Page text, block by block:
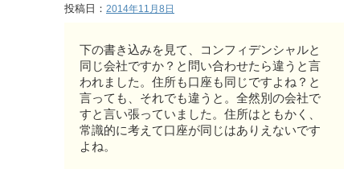
投稿日： 2014年11月8日
下の書き込みを見て、コンフィデンシャルと
同じ会社ですか？と問い合わせたら違うと言
われました。住所も口座も同じですよね？と
言っても、それでも違うと。全然別の会社で
すと言い張っていました。住所はともかく、
常識的に考えて口座が同じはありえないです
よね。